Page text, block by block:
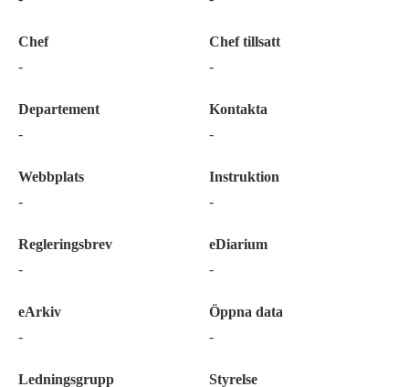
Chef
-
Chef tillsatt
-
Departement
-
Kontakta
-
Webbplats
-
Instruktion
-
Regleringsbrev
-
eDiarium
-
eArkiv
-
Öppna data
-
Ledningsgrupp
Styrelse